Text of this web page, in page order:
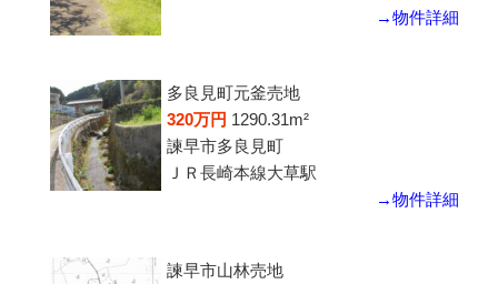
→物件詳細
多良見町元釜売地
320万円 1290.31m²
諫早市多良見町
ＪＲ長崎本線大草駅
→物件詳細
諫早市山林売地